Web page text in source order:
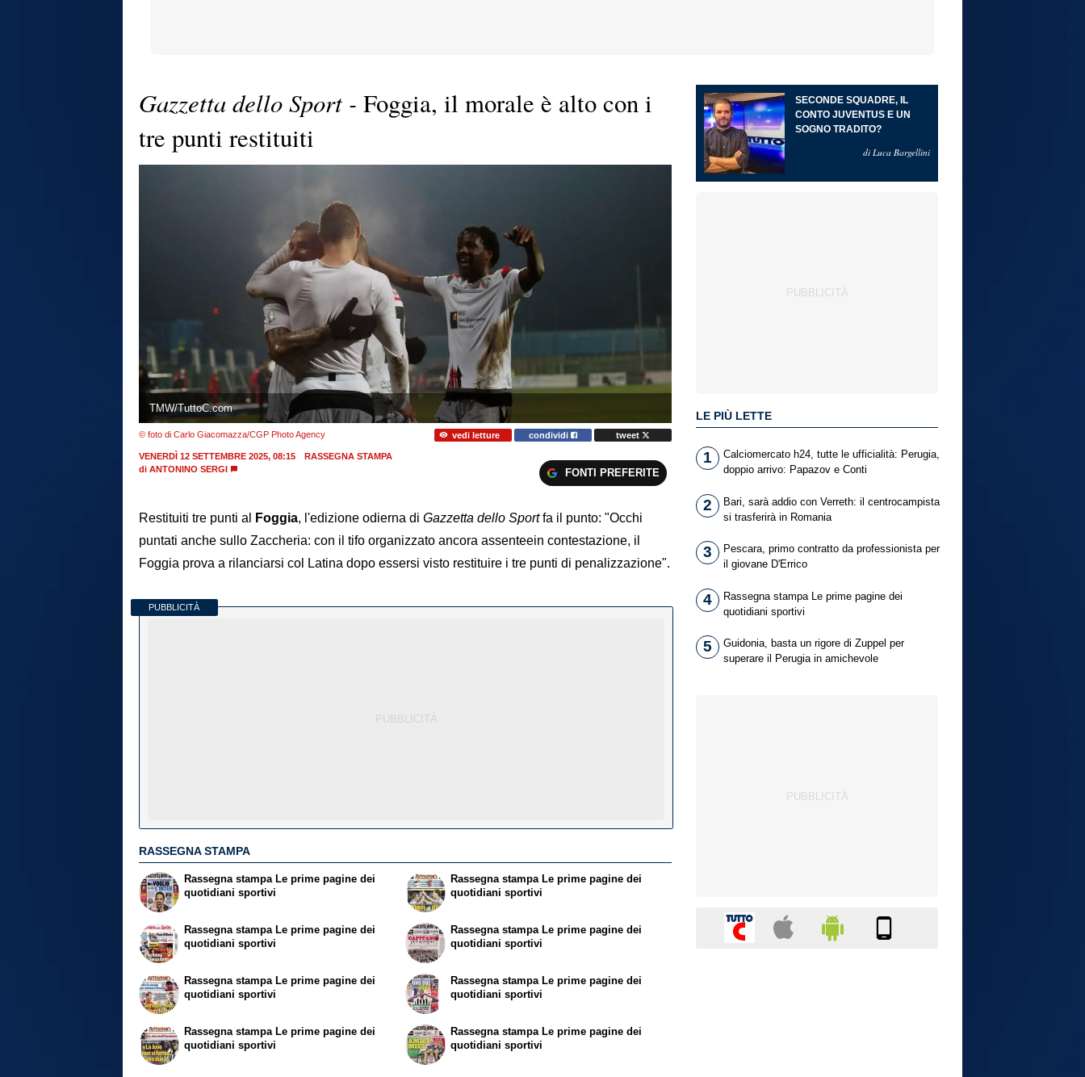
Gazzetta dello Sport - Foggia, il morale è alto con i
tre punti restituiti
TMW/TuttoC.com
© foto di Carlo Giacomazza/CGP Photo Agency vedi letture condividi tweet
VENERDÌ 12 SETTEMBRE 2025, 08:15
RASSEGNA STAMPA
di ANTONINO SERGI FONTI PREFERITE
Restituiti tre punti al Foggia, l'edizione odierna di Gazzetta dello Sportfa il punto: "Occhi
puntati anche sullo Zaccheria: con il tifo organizzato ancora assenteein contestazione, il
Foggia prova a rilanciarsi col Latina dopo essersi visto restituire i tre punti di penalizzazione".
PUBBLICITÀ
RASSEGNA STAMPA
Rassegna stampaLe prime pagine dei
quotidiani sportivi
Rassegna stampaLe prime pagine dei
quotidiani sportivi
Rassegna stampaLe prime pagine dei
quotidiani sportivi
Rassegna stampaLe prime pagine dei
quotidiani sportivi
Rassegna stampa Le prime pagine dei
quotidiani sportivi
Rassegna stampa Le prime pagine dei
quotidiani sportivi
Rassegna stampa Le prime pagine dei
quotidiani sportivi
Rassegna stampa Le prime pagine dei
quotidiani sportivi
SECONDE SQUADRE, IL
CONTO JUVENTUS E UN
SOGNO TRADITO?
di Luca Bargellini
LE PIÙ LETTE
1
Calciomercato h24, tutte le ufficialità: Perugia,
doppio arrivo: Papazov e Conti
2
Bari, sarà addio con Verreth: il centrocampista
si trasferirà in Romania
3
Pescara, primo contratto da professionista per
il giovane D'Errico
4
Rassegna stampa Le prime pagine dei
quotidiani sportivi
5
Guidonia, basta un rigore di Zuppel per
superare il Perugia in amichevole